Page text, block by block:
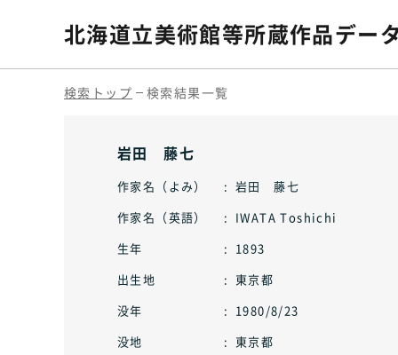
北海道立美術館等所蔵作品デー
検索トップ 検索結果一覧
岩田 藤七
作家名（よみ）
岩田 藤七
作家名（英語）
IWATA Toshichi
生年
1893
出生地
東京都
没年
1980/8/23
没地
東京都